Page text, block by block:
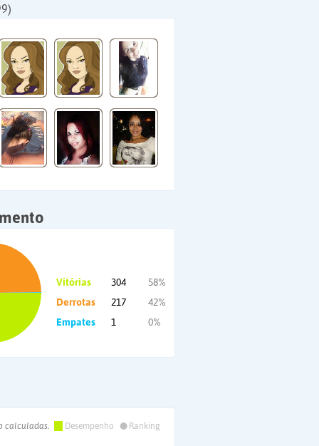
Vitórias 304
58%
Derrotas
217
42%
Empates
1 0%
calculadas. Desempenho •
Ranking